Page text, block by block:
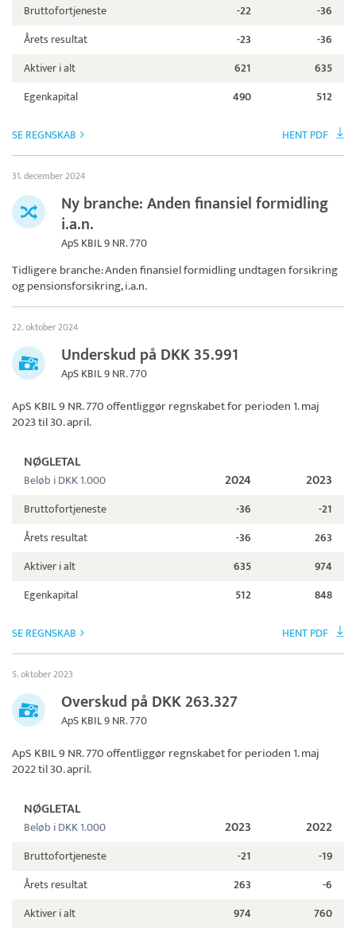
Bruttofortjeneste -22
-36
Årets resultat
-23
-36
Aktiver i alt
621
635
Egenkapital
490 512
SE REGNSKAB HENT PDF
31. december 2024
Ny branche: Anden finansiel formidling
i.a.n.
ApS KBIL 9 NR. 770
Tidligere branche: Anden finansiel formidling undtagen forsikring
og pensionsforsikring, i.a.n.
22. oktober 2024
Underskud på DKK 35.991
ApS KBIL 9 NR. 770
ApS KBIL 9 NR. 770offentliggør regnskabet for perioden 1. maj
2023 til 30. april.
NØGLETAL
Beløb i DKK 1.000 2024 2023
Bruttofortjeneste -36
-21
Årets resultat
-36
263
Aktiver i alt
635
974
Egenkapital
512 848
SE REGNSKAB HENT PDF
5. oktober 2023
Overskud på DKK 263.327
ApS KBIL 9 NR. 770
ApS KBIL 9 NR. 770offentliggør regnskabet for perioden 1. maj
2022 til 30. april.
NØGLETAL
Beløb i DKK 1.000 2023 2022
Bruttofortjeneste -21
-19
Årets resultat
263
-6
Aktiver i alt
974
760